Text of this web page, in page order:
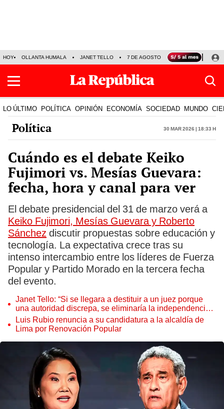
HOY OLLANTA HUMALA JANET TELLO 7 DE AGOSTO TINKA RESULTADOS
LO ÚLTIMO POLÍTICA OPINIÓN ECONOMÍA SOCIEDAD MUNDO
Política 30 Mar 2026 | 18:33 h
Cuándo es el debate Keiko
Fujimori vs. Mesías Guevara:
fecha, hora y canal para ver
El debate presidencial del 31 de marzo verá a
Keiko Fujimori, Mesías Guevara y Roberto
Sánchez discutir propuestas sobre educación y
tecnología. La expectativa crece tras su
intenso intercambio entre los líderes de Fuerza
Popular y Partido Morado en la tercera fecha
del evento.
Janet Tello: “Si se llegara a destituir a un juez porque
una autoridad discrepa, se eliminaría la independencia
judicial”
Luis Rubio renuncia a su candidatura a la alcaldía de
Lima por Renovación Popular